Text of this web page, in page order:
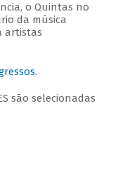
o Quintas no
da música
artistas
.
são selecionadas